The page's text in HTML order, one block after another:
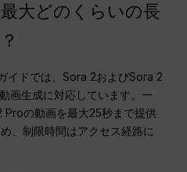
大どのくらいの長
イドでは、Sora 2およびSora 2
画生成に対応しています。一
の動画を最大25秒まで提供
、制限時間はアクセス経路に